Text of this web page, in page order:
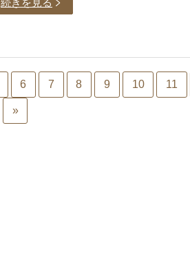
続きを見る
6 7 8 9 10 11
»